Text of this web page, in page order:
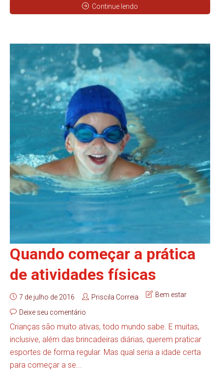
Continue lendo
Quando começar a prática
de atividades físicas
7 de julho de 2016 Priscila Correia Bem estar
Deixe seu comentário
Crianças são muito ativas, todo mundo sabe. E muitas,
inclusive, além das brincadeiras diárias, querem praticar
esportes de forma regular. Mas qual seria a idade certa
para começar a se...